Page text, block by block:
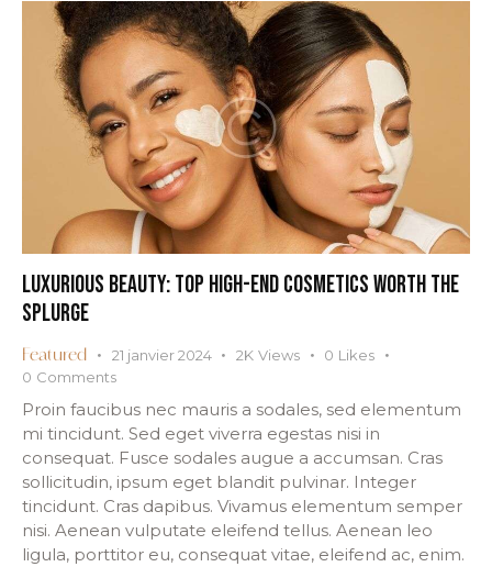
LUXURIOUS BEAUTY: TOP HIGH-END COSMETICS WORTH THE
SPLURGE
Featured 21 janvier 2024 2K Views 0 Likes
0 Comments
Proin faucibus nec mauris a sodales, sed elementum
mi tincidunt. Sed eget viverra egestas nisi in
consequat. Fusce sodales augue a accumsan. Cras
sollicitudin, ipsum eget blandit pulvinar. Integer
tincidunt. Cras dapibus. Vivamus elementum semper
nisi. Aenean vulputate eleifend tellus. Aenean leo
ligula, porttitor eu, consequat vitae, eleifend ac, enim.